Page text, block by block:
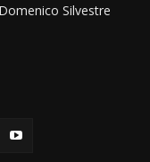
Silvestre